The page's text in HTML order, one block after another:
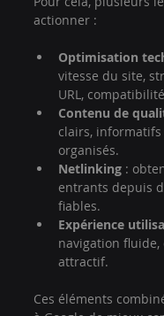
actionner :
Optimisation
vitesse du site,
URL,
Contenu de
clairs,
organisés.
Netlinking :
entrants depuis
fiables.
Expérience
navigation fluide,
attractif.
Ces éléments